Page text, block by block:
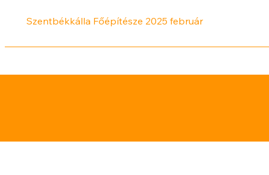
Szentbékkálla Főépítésze 2025 február